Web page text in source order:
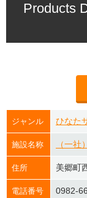
Products
ジャンル ひなた
施設名称 （一
住所 美郷町
電話番号
0982-